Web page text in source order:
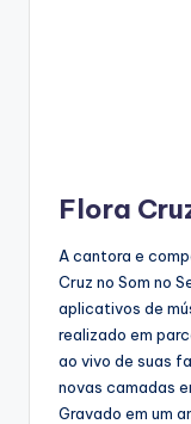
Flora
A cantora e
Cruz no Som no
aplicativos de
realizado em
ao vivo de suas
novas camadas
Gravado em um